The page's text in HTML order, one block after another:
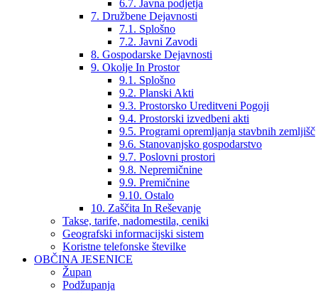
6.7. Javna podjetja
7. Družbene Dejavnosti
7.1. Splošno
7.2. Javni Zavodi
8. Gospodarske Dejavnosti
9. Okolje In Prostor
9.1. Splošno
9.2. Planski Akti
9.3. Prostorsko Ureditveni Pogoji
9.4. Prostorski izvedbeni akti
9.5. Programi opremljanja stavbnih zemljišč
9.6. Stanovanjsko gospodarstvo
9.7. Poslovni prostori
9.8. Nepremičnine
9.9. Premičnine
9.10. Ostalo
10. Zaščita In Reševanje
Takse, tarife, nadomestila, ceniki
Geografski informacijski sistem
Koristne telefonske številke
OBČINA JESENICE
Župan
Podžupanja